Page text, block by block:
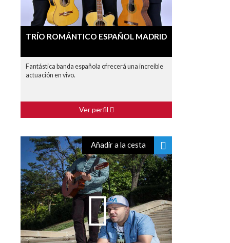
TRÍO ROMÁNTICO ESPAÑOL MADRID
Fantástica banda española ofrecerá una increíble
actuación en vivo.
Ver perfil
Añadir a la cesta